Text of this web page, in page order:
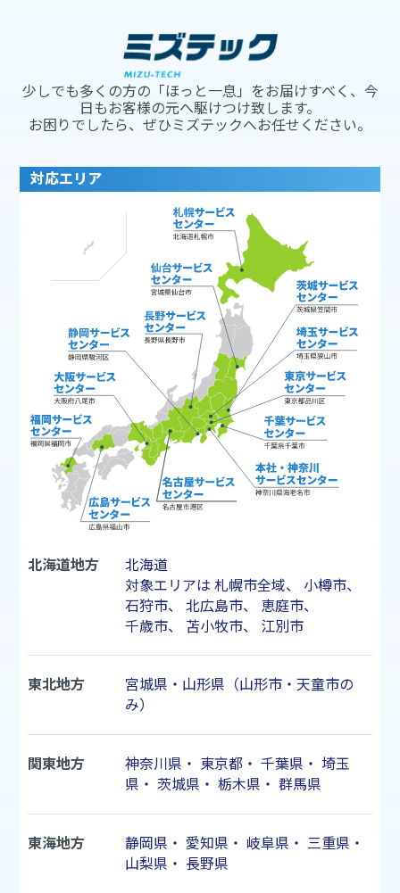
少しでも多くの方の「ほっと一息」をお届けすべく、今
日もお客様の元へ駆けつけ致します。
お困りでしたら、ぜひミズテックへお任せください。
対応エリア
北海道地方
北海道
対象エリアは 札幌市全域、 小樽市、
石狩市、 北広島市、 恵庭市、
千歳市、 苫小牧市、 江別市
東北地方
宮城県・山形県（山形市・天童市の
み）
関東地方 神奈川県 ・ 東京都・ 千葉県 ・ 埼玉
県 ・ 茨城県 ・ 栃木県 ・ 群馬県
東海地方 静岡県 ・ 愛知県 ・ 岐阜県 ・ 三重県 ・
山梨県 ・ 長野県